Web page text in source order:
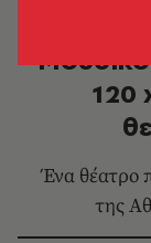
120
Ένα θέατρο
της